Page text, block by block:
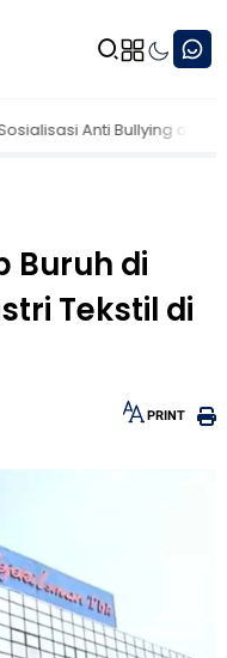
STIT Muhammadiyah
Buruh di
Tekstil di
PRINT